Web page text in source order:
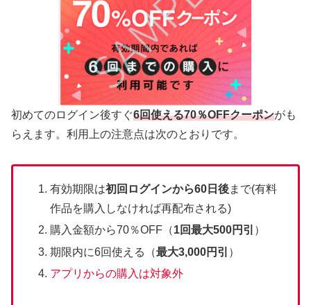
初めてのログイン後すぐ6回使える70％OFFクーポンがも
らえます。利用上の注意点は次のとおりです。
有効期限は初回ログインから60日後まで(有料
作品を購入しなければ再配布される)
購入金額から70％OFF（1回最大500円引 ）
期限内に6回使える（最大3,000円引 ）
アプリからの購入は対象外